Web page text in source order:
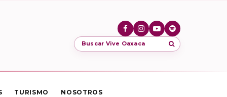
Buscar Vive Oaxaca
TURISMO NOSOTROS